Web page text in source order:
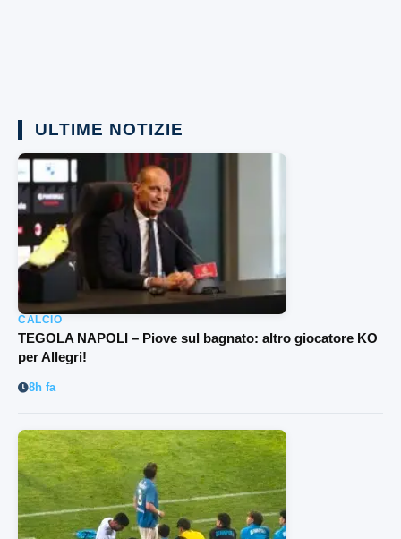
ULTIME NOTIZIE
CALCIO
TEGOLA NAPOLI – Piove sul bagnato: altro giocatore KO
per Allegri!
8h fa